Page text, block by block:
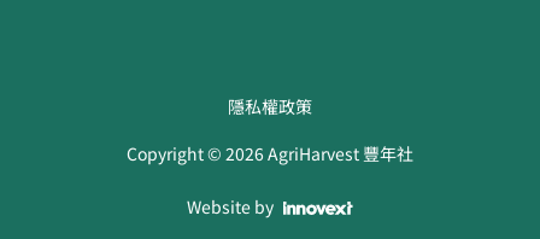
隱私權政策
Copyright ©2026AgriHarvest 豐年社
Website by